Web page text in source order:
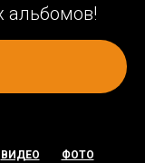
альбомов!
ВИДЕО
ФОТО